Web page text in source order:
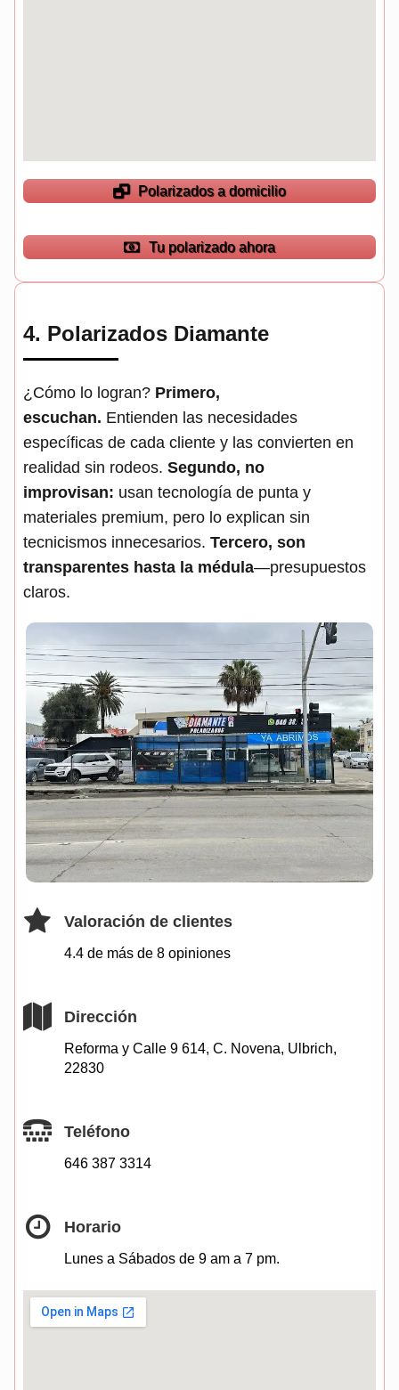
Polarizados a domicilio
Tu polarizado ahora
4. Polarizados Diamante
¿Cómo lo logran? Primero,
escuchan. Entienden las necesidades
específicas de cada cliente y las convierten en
realidad sin rodeos. Segundo, no
improvisan: usan tecnología de punta y
materiales premium, pero lo explican sin
tecnicismos innecesarios. Tercero, son
transparentes hasta la médula—presupuestos
claros.
Valoración de clientes
4.4 de más de 8 opiniones
Dirección
Reforma y Calle 9 614, C. Novena, Ulbrich,
22830
Teléfono
646 387 3314
Horario
Lunes a Sábados de 9 am a 7 pm.